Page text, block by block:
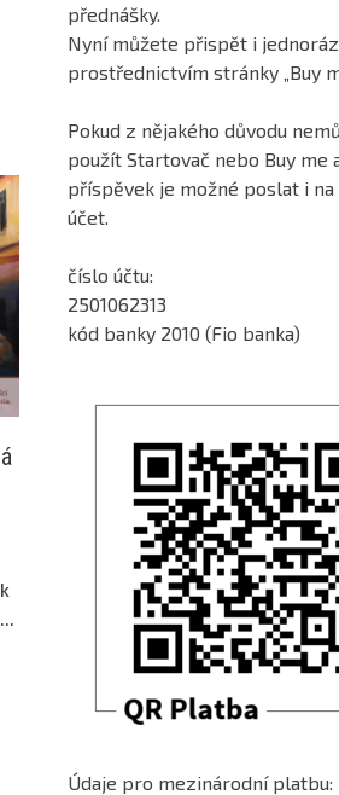
...
přednášky.
Nyní můžete přispět i
prostřednictvím stránky „Buy
Pokud z nějakého důvodu
použít Startovač nebo Buy me
příspěvek je možné poslat i na
účet.
číslo účtu:
2501062313
kód banky 2010 (Fio banka)
Údaje pro mezinárodní platbu: